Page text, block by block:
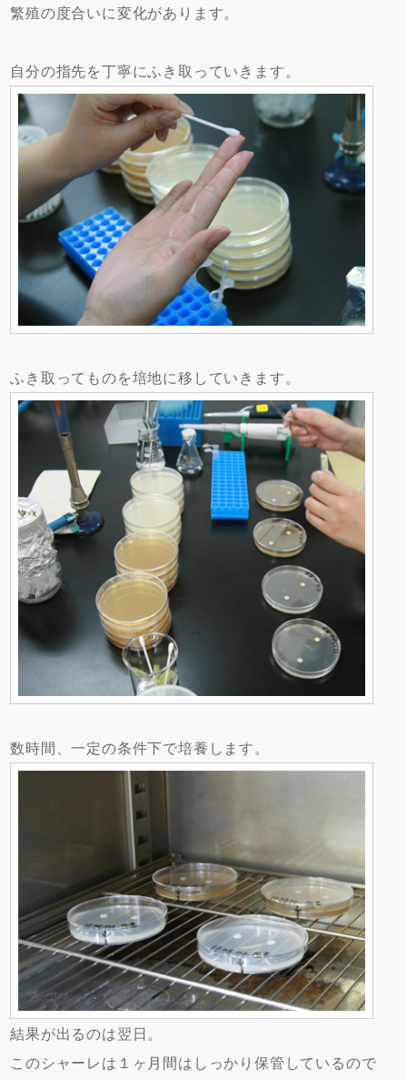
繁殖の度合いに変化があります。
自分の指先を丁寧にふき取っていきます。
ふき取ってものを培地に移していきます。
数時間、一定の条件下で培養します。
結果が出るのは翌日。
このシャーレは１ヶ月間はしっかり保管しているので